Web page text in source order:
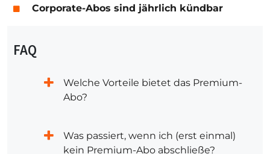
Corporate-Abos sind jährlich kündbar
FAQ
Welche Vorteile bietet das Premium-
Abo?
Was passiert, wenn ich (erst einmal)
kein Premium-Abo abschließe?